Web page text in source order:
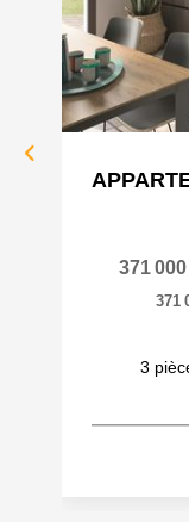
371
371
3